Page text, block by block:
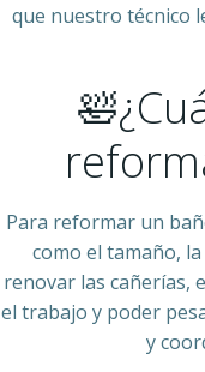
que nuestro técnico
Para reformar un
como el tamaño,
renovar las cañerías,
el trabajo y poder
y